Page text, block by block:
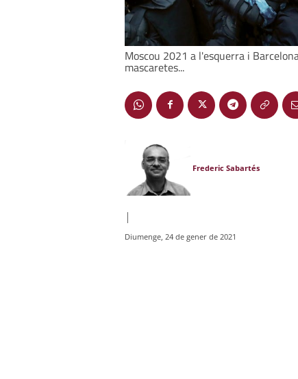
Moscou 2021 a l'esquerra i
mascaretes...
Frederic Sabartés
|
Diumenge, 24 de gener de 2021